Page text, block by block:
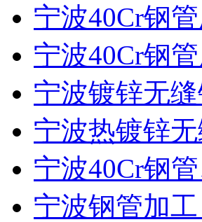
宁波40Cr钢
宁波40Cr钢
宁波镀锌无
宁波热镀锌
宁波40Cr钢
宁波钢管加